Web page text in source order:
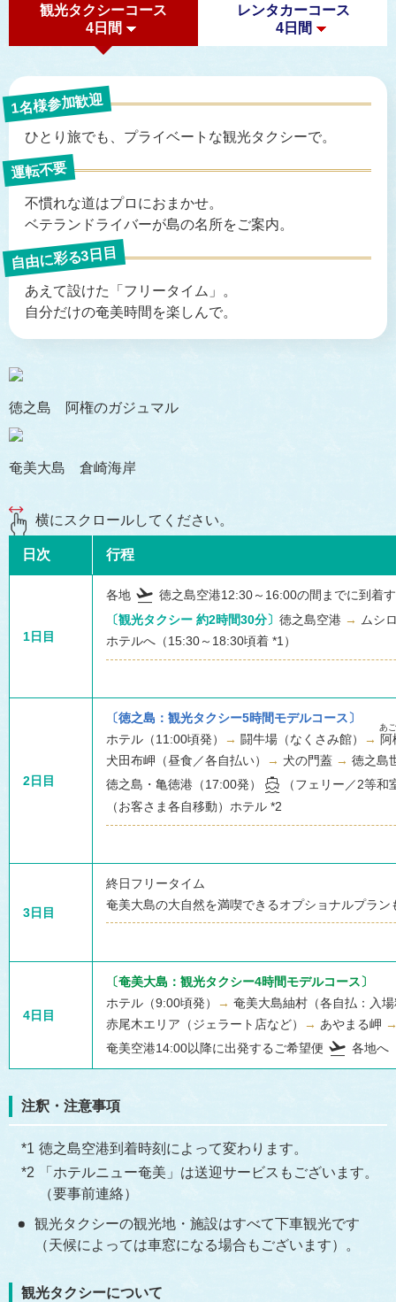
観光タクシーコース
4日間
レンタカーコース
4日間
1名様参加歓迎
ひとり旅でも、 プライベートな観光タクシーで。
運転不要
不慣れな道はプロにおまかせ。
ベテランドライバーが島の名所をご案内。
自由に彩る3日目
あえて設けた「フリータイム」。
自分だけの奄美時間を楽しんで。
徳之島 阿権のガジュマル
奄美大島 倉崎海岸
横にスクロールしてください。
日次 行程
1日目
各地 flight_takeoff 徳之島空港12:30～16:00の間までに到着
〔観光タクシー 約2時間30分〕 徳之島空港 →
ムシ
ホテルへ（15:30～18:30頃着 *1）
2日目
〔徳之島：観光タクシー5時間モデルコース〕
ホテル（11:00頃発）
→ 闘牛場（なくさみ館） → 阿
犬田布岬（昼食／各自払い）
→ 犬の門蓋 → 徳之島
徳之島・亀徳港（17:00発）
directions_boat
（フェリー／2等和
（お客さま各自移動）ホテル *2
3日目
終日フリータイム
奄美大島の大自然を満喫できるオプショナルプラ
4日目
〔奄美大島：観光タクシー4時間モデルコース〕
ホテル（9:00頃発）
→ 奄美大島紬村（各自払：入
赤尾木エリア（ジェラート店など）
→ あやまる岬
奄美空港14:00以降に出発するご希望便 flight_takeoff 各地へ
注釈・注意事項
徳之島空港到着時刻によって変わります。
「ホテルニュー奄美」は送迎サービスもございます。
（要事前連絡）
観光タクシーの観光地・施設はすべて下車観光です
（天候によっては車窓になる場合もございます）。
観光タクシーについて